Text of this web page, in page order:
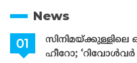
News
ഹീറോ; ‘റിവോൾവർ